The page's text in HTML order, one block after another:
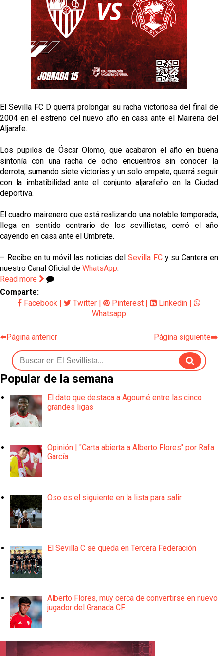
Opinión | "Carta abierta a Alberto Flores" por Rafa
El Sevilla oficializa el traspaso de Sow
Miguel Sierra: La temporada pasada se vio
reflejado que podemos tirar para delante y
trabajamos con ilusión
Diomande ya es madridista mientras Rodri agita el
mercado
El Sevilla FC D querrá prolongar su racha victoriosa del final de
2004 en el estreno del nuevo año en casa ante el Mairena del
Aljarafe.
Los pupilos de Óscar Olomo, que acabaron el año en buena
sintonía con una racha de ocho encuentros sin conocer la
derrota, sumando siete victorias y un solo empate, querrá seguir
con la imbatibilidad ante el conjunto aljarafeño en la Ciudad
deportiva.
El cuadro mairenero que está realizando una notable temporada,
llega en sentido contrario de los sevillistas, cerró el año
cayendo en casa ante el Umbrete.
– Recibe en tu móvil las noticias delSevilla FCy su Cantera en
nuestro Canal Oficial de WhatsApp.
Read more
Comparte:
Facebook
Twitter Pinterest Linkedin
Whatsapp
⬅️Página anterior Página siguiente➡️
Popular de la semana
El dato que destaca a Agoumé entre las cinco
grandes ligas
Opinión | "Carta abierta a Alberto Flores" por Rafa
García
Oso es el siguiente en la lista para salir
El Sevilla C se queda en Tercera Federación
Alberto Flores, muy cerca de convertirse en nuevo
jugador del Granada CF